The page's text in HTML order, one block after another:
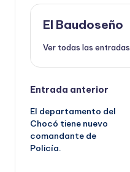
El Baudoseño
Ver todas las entradas
Navegación
de
entradas
Entrada anterior
El departamento del
Chocó tiene nuevo
comandante de
Policía.